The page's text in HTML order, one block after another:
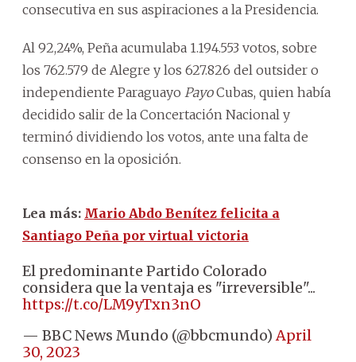
consecutiva en sus aspiraciones a la Presidencia.
Al 92,24%, Peña acumulaba 1.194.553 votos, sobre
los 762.579 de Alegre y los 627.826 del outsider o
independiente Paraguayo PayoCubas, quien había
decidido salir de la Concertación Nacional y
terminó dividiendo los votos, ante una falta de
consenso en la oposición.
Lea más: Mario Abdo Benítez felicita a
Santiago Peña por virtual victoria
El predominante Partido Colorado
considera que la ventaja es "irreversible"...
https://t.co/LM9yTxn3nO
— BBC News Mundo (@bbcmundo)April
30, 2023